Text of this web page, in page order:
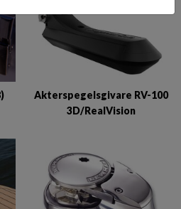
Akterspegelsgivare RV-100
3D/RealVision